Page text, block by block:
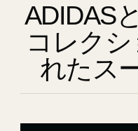
ADIDAS
コレクシ
れたス